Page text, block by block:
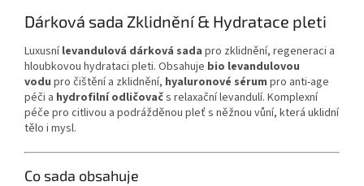
Dárková sada Zklidnění & Hydratace pleti
Luxusní levandulová dárková sada pro zklidnění, regeneraci a
hloubkovou hydrataci pleti. Obsahuje bio levandulovou
vodu pro čištění a zklidnění, hyaluronové sérum pro anti-age
péči a hydrofilní odličovačs relaxační levandulí. Komplexní
péče pro citlivou a podrážděnou pleť s něžnou vůní, která uklidní
tělo i mysl.
Co sada obsahuje